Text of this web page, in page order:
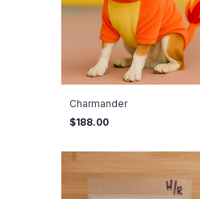
Charmander
$188.00